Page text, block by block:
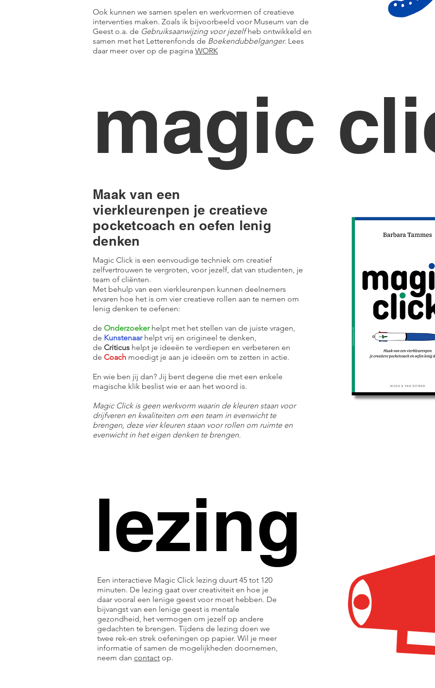
Ook kunnen we samen spelen en werkvormen of creatieve
interventies maken. Zoals ik bijvoorbeeld voor Museum van de
Geest o.a. de Gebruiksaanwijzing voor jezelfheb ontwikkeld en
samen met het Letterenfonds de Boekendubbelganger. Lees
daar meer over op de pagina WORK
magic
Maak van een
vierkleurenpen je creatieve
pocketcoach en oefen lenig
denken
Magic Click is een eenvoudige techniek om creatief
zelfvertrouwen te vergroten, voor jezelf, dat van studenten, je
team of cliënten.
Met behulp van een vierkleurenpen kunnen deelnemers
ervaren hoe het is om vier creatieve rollen aan te nemen om
lenig denken te oefenen:
de Onderzoekerhelpt met het stellen van de juiste vragen,
de Kunstenaarhelpt vrij en origineel te denken,
de Criticus helpt je ideeën te verdiepen en verbeteren en
de Coach moedigt je aan je ideeën om te zetten in actie.
En wie ben jij dan? Jij bent degene die met een enkele
magische klik beslist wie er aan het woord is.
Magic Click is geen werkvorm waarin de kleuren staan voor
drijfveren en kwaliteiten om een team in evenwicht te
brengen, deze vier kleuren staan voor rollen om ruimte en
evenwicht in het eigen denken te brengen.
lezing
Een interactieve Magic Click lezing duurt 45 tot 120
minuten. De lezing gaat over creativiteit en hoe je
daar vooral een lenige geest voor moet hebben. De
bijvangst van een lenige geest is mentale
gezondheid, het vermogen om jezelf op andere
gedachten te brengen. Tijdens de lezing doen we
twee rek-en strek oefeningen op papier. Wil je meer
informatie of samen de mogelijkheden doornemen,
neem dan contact op.